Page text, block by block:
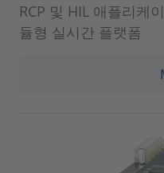
RCP 및 HIL 애플리케
듈형 실시간 플랫폼